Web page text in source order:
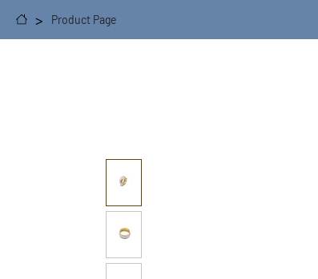
> Product Page